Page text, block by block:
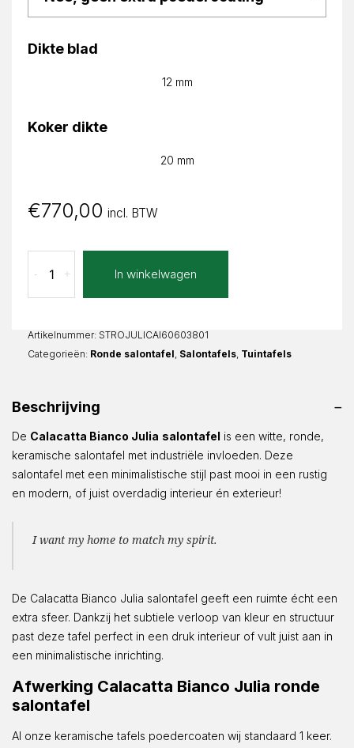
Dikte blad
12 mm
Koker dikte
20 mm
€770,00 incl. BTW
Bianco
Julia
aantal
+
- In winkelwagen
Artikelnummer: STROJULICAI60603801
Categorieën: Ronde salontafel Salontafels Tuintafels
Beschrijving
De Calacatta Bianco Julia salontafel is een witte, ronde,
keramische salontafel met industriële invloeden. Deze
salontafel met een minimalistische stijl past mooi in een rustig
en modern, of juist overdadig interieur én exterieur!
I want my home to match my spirit.
De Calacatta Bianco Julia salontafel geeft een ruimte écht een
extra sfeer. Dankzij het subtiele verloop van kleur en structuur
past deze tafel perfect in een druk interieur of vult juist aan in
een minimalistische inrichting.
Afwerking Calacatta Bianco Julia ronde
salontafel
Al onze keramische tafels poedercoaten wij standaard 1 keer.